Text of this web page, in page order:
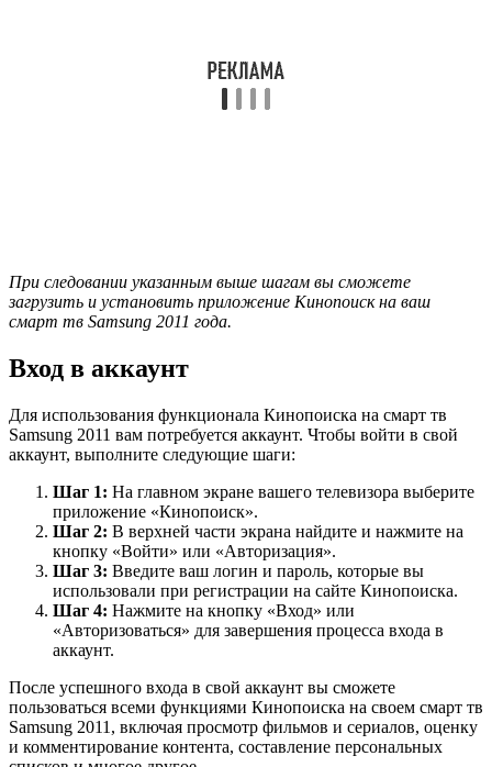
При следовании указанным выше шагам вы сможете
загрузить и установить приложение Кинопоиск на ваш
смарт тв Samsung 2011 года.
Вход в аккаунт
Для использования функционала Кинопоиска на смарт тв
Samsung 2011 вам потребуется аккаунт. Чтобы войти в свой
аккаунт, выполните следующие шаги:
Шаг 1: На главном экране вашего телевизора выберите
приложение «Кинопоиск».
Шаг 2: В верхней части экрана найдите и нажмите на
кнопку «Войти» или «Авторизация».
Шаг 3: Введите ваш логин и пароль, которые вы
использовали при регистрации на сайте Кинопоиска.
Шаг 4: Нажмите на кнопку «Вход» или
«Авторизоваться» для завершения процесса входа в
аккаунт.
После успешного входа в свой аккаунт вы сможете
пользоваться всеми функциями Кинопоиска на своем смарт тв
Samsung 2011, включая просмотр фильмов и сериалов, оценку
и комментирование контента, составление персональных